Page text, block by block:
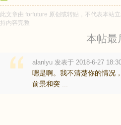
此文章由 forfuture 原创或转贴，不代表本站
持内容完整
本帖最
alanlyu 发表于 2018-6-27
嗯是啊。我不清楚你的情况
前景和突 ...